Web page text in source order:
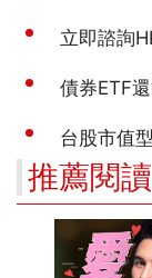
推薦閱讀